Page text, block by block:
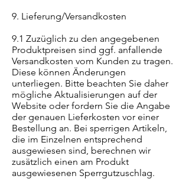
9. Lieferung/Versandkosten
9.1 Zuzüglich zu den angegebenen
Produktpreisen sind ggf. anfallende
Versandkosten vom Kunden zu tragen.
Diese können Änderungen
unterliegen. Bitte beachten Sie daher
mögliche Aktualisierungen auf der
Website oder fordern Sie die Angabe
der genauen Lieferkosten vor einer
Bestellung an. Bei sperrigen Artikeln,
die im Einzelnen entsprechend
ausgewiesen sind, berechnen wir
zusätzlich einen am Produkt
ausgewiesenen Sperrgutzuschlag.